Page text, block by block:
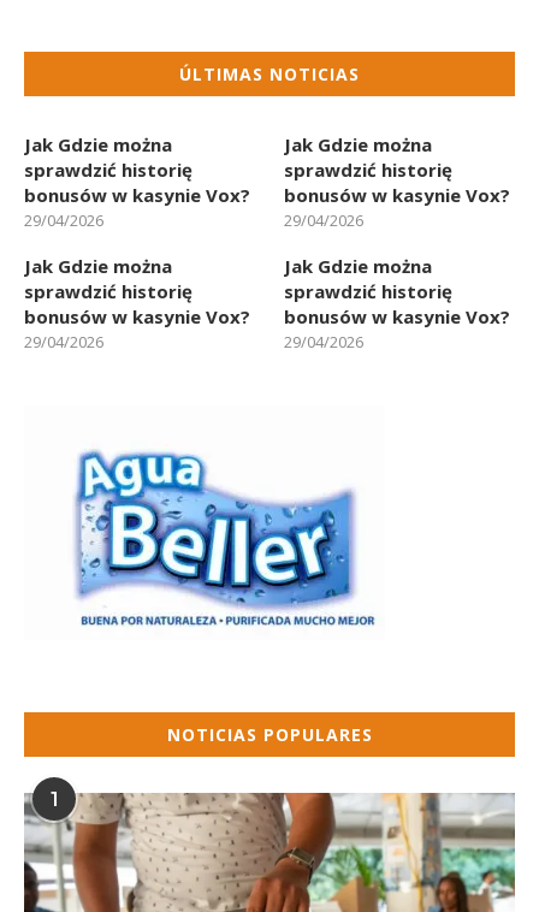
ÚLTIMAS NOTICIAS
Jak Gdzie można
sprawdzić historię
bonusów w kasynie Vox?
29/04/2026
Jak Gdzie można
sprawdzić historię
bonusów w kasynie Vox?
29/04/2026
Jak Gdzie można
sprawdzić historię
bonusów w kasynie Vox?
29/04/2026
Jak Gdzie można
sprawdzić historię
bonusów w kasynie Vox?
29/04/2026
NOTICIAS POPULARES
1